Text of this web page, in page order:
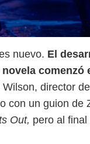
nuevo. El
comenzó
director de
con un guion de
Out, pero al
Rolling Stone